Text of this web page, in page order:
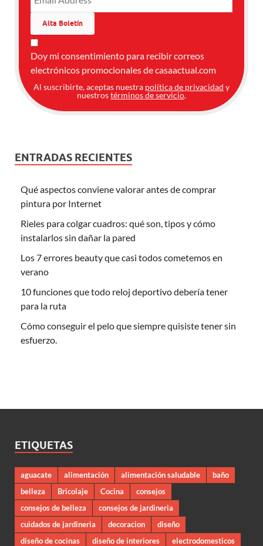
Doy mi consentimiento para recibir correos
electrónicos promocionales de casaactual.com
Al suscribirte, aceptas nuestra política de privacidad y
nuestrostérminos de servicio.
ENTRADAS RECIENTES
Qué aspectos conviene valorar antes de comprar
pintura por Internet
Rieles para colgar cuadros: qué son, tipos y cómo
instalarlos sin dañar la pared
Los 7 errores beauty que casi todos cometemos en
verano
10 funciones que todo reloj deportivo debería tener
para la ruta
Cómo conseguir el pelo que siempre quisiste tener sin
esfuerzo.
ETIQUETAS
aguacate alimentación alimentación saludable
baño
belleza
Bricolaje Cocina
consejos
consejos de belleza
consejos de jardineria
cuidados de jardineria
decoracion
diseño
diseño de cocinas
diseño de interiores electrodomesticos